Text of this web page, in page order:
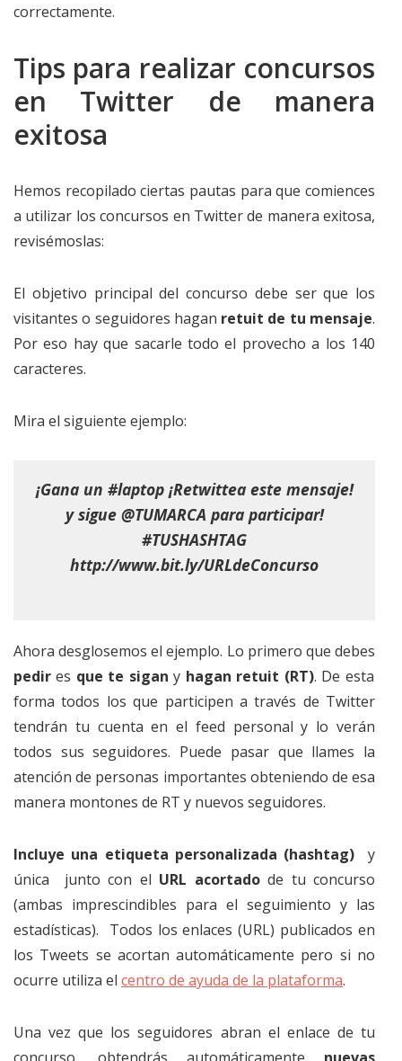
correctamente.
Tips para realizar concursos
en Twitter de manera
exitosa
Hemos recopilado ciertas pautas para que comiences
a utilizar los concursos en Twitter de manera exitosa,
revisémoslas:
El objetivo principal del concurso debe ser que los
visitantes o seguidores hagan retuit de tu mensaje.
Por eso hay que sacarle todo el provecho a los 140
caracteres.
Mira el siguiente ejemplo:
¡Gana un #laptop ¡Retwittea este mensaje!
y sigue @TUMARCA para participar!
#TUSHASHTAG
http://www.bit.ly/URLdeConcurso
Ahora desglosemos el ejemplo. Lo primero que debes
pedires que te sigan y hagan retuit (RT). De esta
forma todos los que participen a través de Twitter
tendrán tu cuenta en el feed personal y lo verán
todos sus seguidores. Puede pasar que llames la
atención de personas importantes obteniendo de esa
manera montones de RT y nuevos seguidores.
Incluye una etiqueta personalizada (hashtag) y
única junto con el URL acortadode tu concurso
(ambas imprescindibles para el seguimiento y las
estadísticas). Todos los enlaces (URL) publicados en
los Tweets se acortan automáticamente pero si no
ocurre utiliza el centro de ayuda de la plataforma.
Una vez que los seguidores abran el enlace de tu